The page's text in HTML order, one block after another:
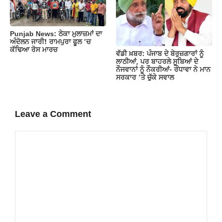
Punjab News: ਠੇਕਾ ਮੁਲਾਜ਼ਮਾਂ ਦਾ
ਅੰਦੋਲਨ ਜਾਰੀ! ਰਾਮਪੁਰਾ ਫੂਲ ‘ਚ
ਕੱਢਿਆ ਰੋਸ ਮਾਰਚ
ਵੱਡੀ ਖ਼ਬਰ: ਪੰਜਾਬ ਦੇ ਬੇਰੁਜ਼ਗਾਰਾਂ ਨੂੰ
ਲਾਠੀਆਂ, ਪਰ ਬਾਹਰਲੇ ਸੂਬਿਆਂ ਦੇ
ਨੌਜਵਾਨਾਂ ਨੂੰ ਨੌਕਰੀਆਂ- ਰੰਧਾਵਾ ਨੇ ਮਾਨ
ਸਰਕਾਰ ‘ਤੇ ਚੁੱਕੇ ਸਵਾਲ
Leave a Comment